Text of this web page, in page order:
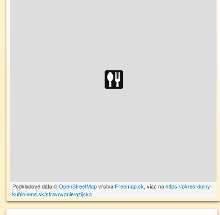
10 m
Podkladové dáta ©OpenStreetMapvrstva Freemap.sk, viac nahttps://okres-dolny-
kubin.oma.sk/stravovanie/azijska